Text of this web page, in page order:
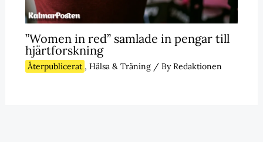
”Women in red” samlade in pengar till
hjärtforskning
Återpublicerat , Hälsa & Träning/ ByRedaktionen